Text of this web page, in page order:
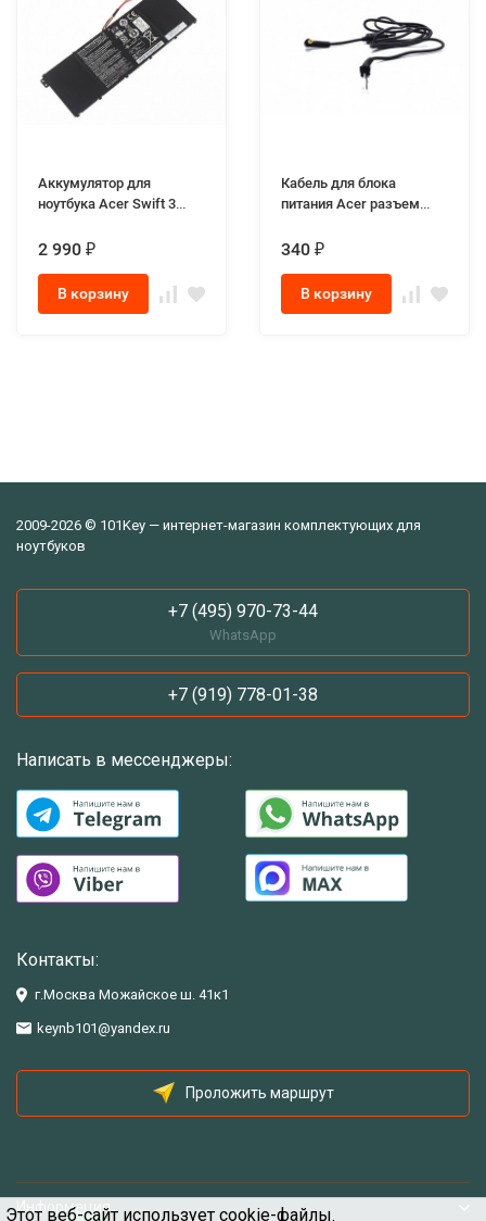
Этот веб-сайт использует cookie-файлы.
Аккумулятор для
ноутбука Acer Swift 3
2 990 ₽
В корзину
Кабель для блока
питания Acer разъем
340 ₽
В корзину
2009-2026 © 101Key — интернет-магазин комплектующих для
ноутбуков
+7 (495) 970-73-44
WhatsApp
+7 (919) 778-01-38
Написать в мессенджеры:
Контакты:
г.Москва Можайское ш. 41к1
keynb101@yandex.ru
Проложить маршрут
Информация